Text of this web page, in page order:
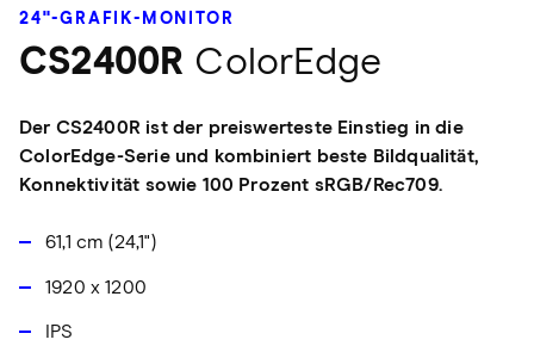
24"-GRAFIK-MONITOR
CS2400R ColorEdge
Der CS2400R ist der preiswerteste Einstieg in die
ColorEdge-Serie und kombiniert beste Bildqualität,
Konnektivität sowie 100 Prozent sRGB/Rec709.
61,1 cm (24,1")
1920 x 1200
IPS